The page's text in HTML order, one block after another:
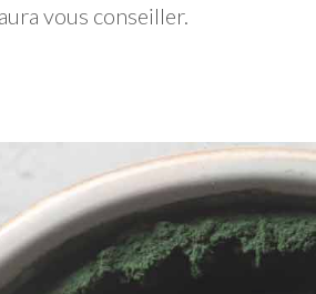
vous conseiller.